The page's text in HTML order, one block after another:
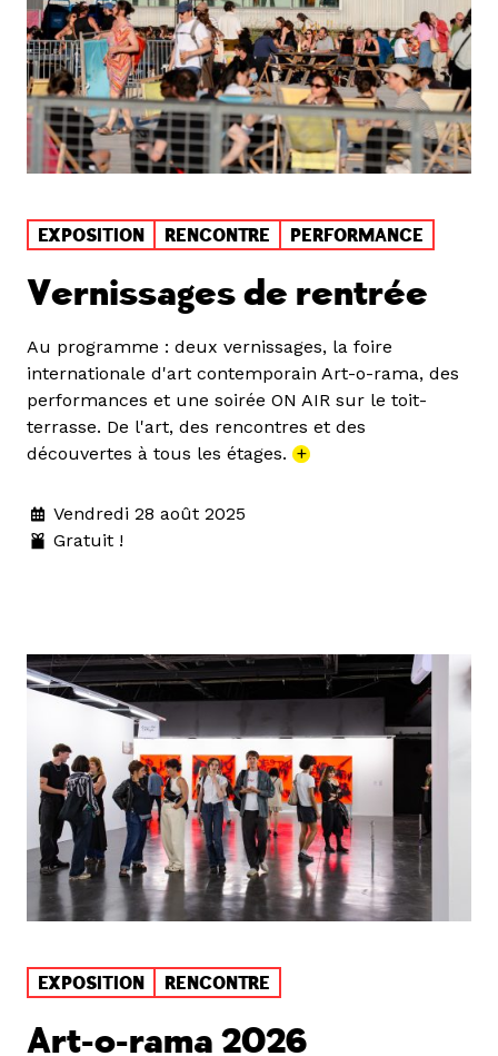
EXPOSITION RENCONTRE PERFORMANCE
Vernissages de rentrée
Au programme : deux vernissages, la foire
internationale d'art contemporain Art-o-rama, des
performances et une soirée ON AIR sur le toit-
terrasse. De l'art, des rencontres et des
découvertes à tous les étages. +
Vendredi 28 août 2025
Gratuit !
EXPOSITION RENCONTRE
Art-o-rama 2026